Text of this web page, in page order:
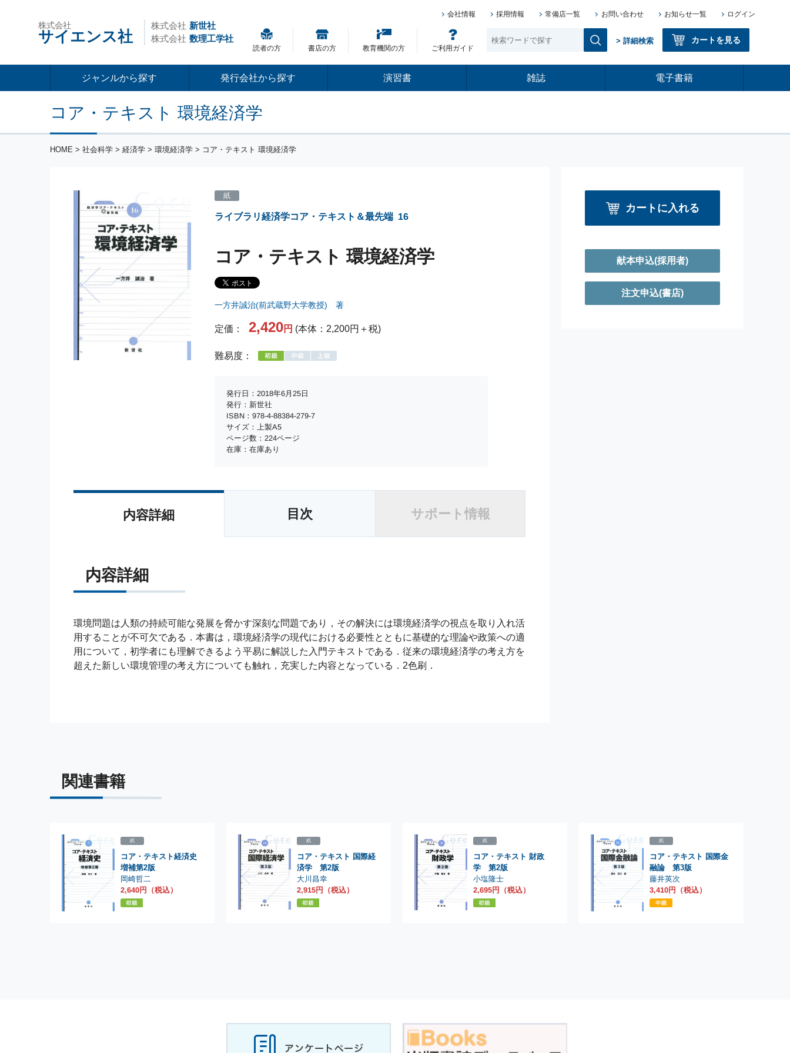
株式会社
サイエンス社
株式会社 新世社
株式会社 数理工学社
会社情報 採用情報 常備店一覧 お問い合わせ お知らせ一覧 ログイン
読者の方 書店の方 教育機関の方 ご利用ガイド
> 詳細検索 カートを見る
ジャンルから探す 発行会社から探す 演習書 雑誌 電子書籍
コア・テキスト 環境経済学
HOME > 社会科学 > 経済学 > 環境経済学 > コア・テキスト 環境経済学
紙
ライブラリ経済学コア・テキスト＆最先端 16
コア・テキスト 環境経済学
一方井誠治(前武蔵野大学教授) 著
定価： 2,420円 (本体：2,200円＋税)
難易度：
発行日：2018年6月25日
発行：新世社
ISBN：978-4-88384-279-7
サイズ：上製A5
ページ数：224ページ
在庫：在庫あり
カートに入れる
献本申込(採用者)
注文申込(書店)
内容詳細 目次 サポート情報
内容詳細
環境問題は人類の持続可能な発展を脅かす深刻な問題であり，その解決には環境経済学の視点を取り入れ活
用することが不可欠である．本書は，環境経済学の現代における必要性とともに基礎的な理論や政策への適
用について，初学者にも理解できるよう平易に解説した入門テキストである．従来の環境経済学の考え方を
超えた新しい環境管理の考え方についても触れ，充実した内容となっている．2色刷．
関連書籍
紙
コア・テキスト経済史
増補第2版
岡崎哲二
2,640円（税込）
紙
コア・テキスト 国際経
済学 第2版
大川昌幸
2,915円（税込）
紙
コア・テキスト 財政
学 第2版
小塩隆士
2,695円（税込）
紙
コア・テキスト 国際金
融論 第3版
藤井英次
3,410円（税込）